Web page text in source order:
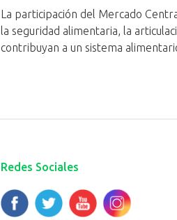
La participación del Mercado
la seguridad alimentaria, la
contribuyan a un sistema
Redes Sociales